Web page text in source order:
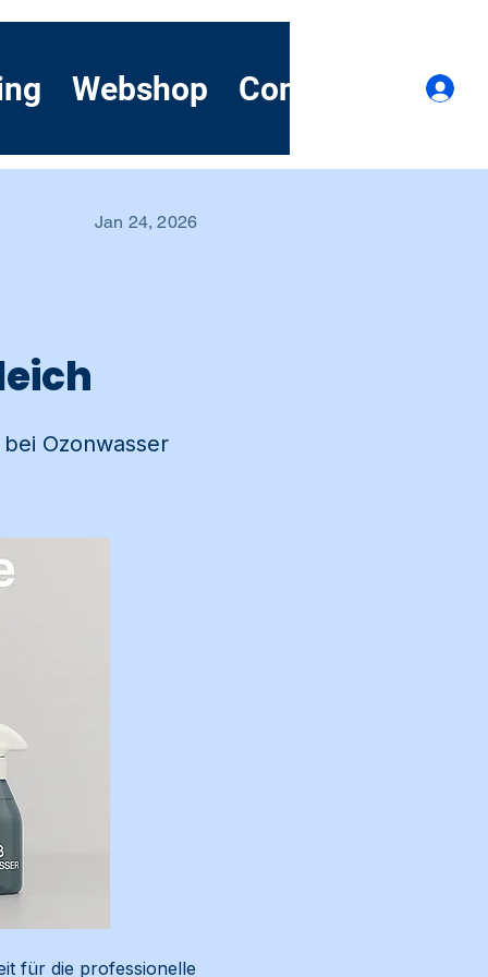
Webshop Contact Demo
Jan 24, 2026
Ozonwasser
für die professionelle